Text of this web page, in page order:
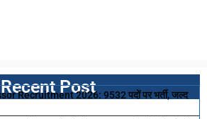
Recent Post
Recruitment 2026: 9532 पदों पर भर्ती, जल्द